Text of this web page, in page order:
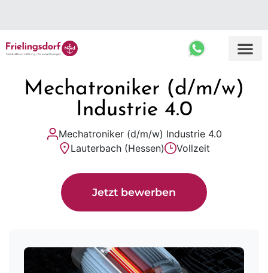
Top Ergebnisse
Mechatroniker (d/m/w)
Industrie 4.0
Mechatroniker (d/m/w) Industrie 4.0
Lauterbach (Hessen)
Vollzeit
Jetzt bewerben